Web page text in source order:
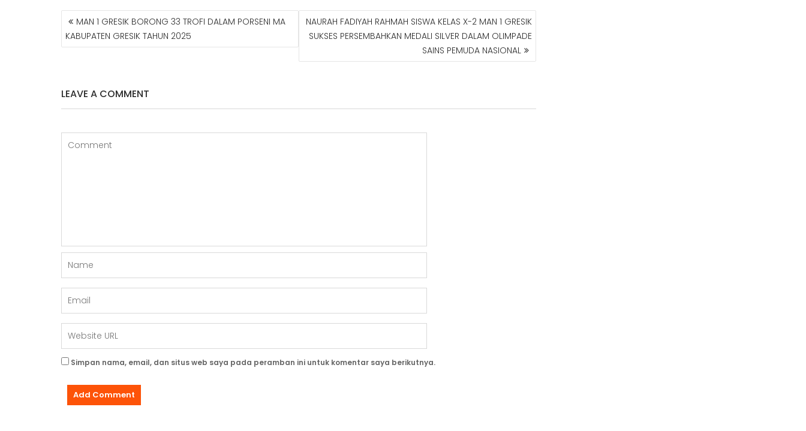
N
A
A
S
P
O
MAN 1 GRESIK BORONG 33 TROFI DALAM PORSENI MA
KABUPATEN GRESIK TAHUN 2025
NAURAH FADIYAH RAHMAH SISWA KELAS X-2 MAN 1 GRESIK
SUKSES PERSEMBAHKAN MEDALI SILVER DALAM OLIMPADE
SAINS PEMUDA NASIONAL
LEAVE A COMMENT
Simpan nama, email, dan situs web saya pada peramban ini untuk komentar saya berikutnya.